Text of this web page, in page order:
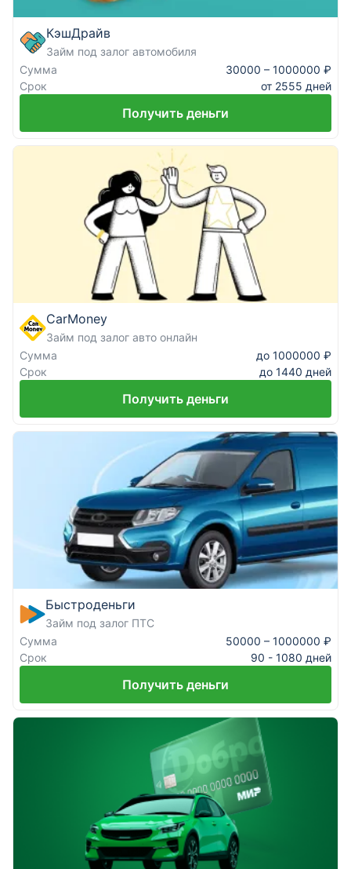
КэшДрайв
Займ под залог автомобиля
Сумма
30000 – 1000000 ₽
Срок
от 2555 дней
Получить деньги
CarMoney
Займ под залог авто онлайн
Сумма
до 1000000 ₽
Срок
до 1440 дней
Получить деньги
Быстроденьги
Займ под залог ПТС
Сумма
50000 – 1000000 ₽
Срок
90 - 1080 дней
Получить деньги